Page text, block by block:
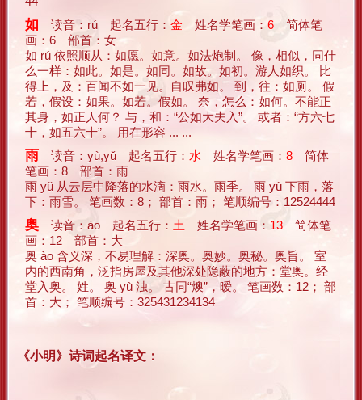
如 读音：rú 起名五行： 金 姓名学笔画： 6 简体笔
画：6 部首：女
如 rú 依照顺从：如愿。如意。如法炮制。 像，相似，同什
么一样：如此。如是。如同。如故。如初。游人如织。 比
得上，及：百闻不如一见。自叹弗如。 到，往：如厕。 假
若，假设：如果。如若。假如。 奈，怎么：如何。不能正
其身，如正人何？ 与，和：“公如大夫入”。 或者：“方六七
十，如五六十”。 用在形容 ... ...
雨 读音：yù,yǔ 起名五行： 水 姓名学笔画： 8 简体
笔画：8 部首：雨
雨 yǔ 从云层中降落的水滴：雨水。雨季。 雨 yù 下雨，落
下：雨雪。 笔画数：8； 部首：雨； 笔顺编号：12524444
奥 读音：ào 起名五行： 土 姓名学笔画： 13 简体笔
画：12 部首：大
奥 ào 含义深，不易理解：深奥。奥妙。奥秘。奥旨。 室
内的西南角，泛指房屋及其他深处隐蔽的地方：堂奥。经
堂入奥。 姓。 奥 yù 浊。 古同“燠”，暧。 笔画数：12； 部
首：大； 笔顺编号：325431234134
《小明》诗词起名译文：